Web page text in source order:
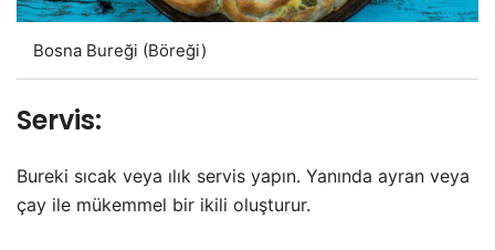
Bosna Bureği (Böreği)
Servis:
Bureki sıcak veya ılık servis yapın. Yanında ayran veya
çay ile mükemmel bir ikili oluşturur.